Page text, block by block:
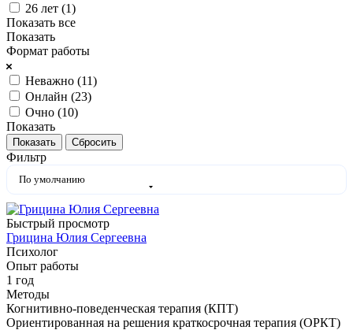
26 лет (1)
Показать все
Показать
Формат работы
Неважно (11)
Онлайн (23)
Очно (10)
Показать
Сбросить
Фильтр
По умолчанию
Быстрый просмотр
Грицина Юлия Сергеевна
Психолог
Опыт работы
1 год
Методы
Когнитивно-поведенческая терапия (КПТ)
Ориентированная на решения краткосрочная терапия (ОРКТ)